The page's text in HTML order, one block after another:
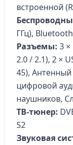
встроенной
ГГц), Bluetooth
Разъемы: 3 ×
2.0 / 2.1), 2 ×
45), Антенный
цифровой
наушников,
ТВ-тюнер:
S2
Звуковая